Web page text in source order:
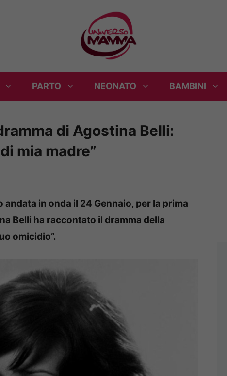
PARTO NEONATO BAMBINI
di Agostina Belli:
mia madre”
andata in onda il 24 Gennaio, per la prima
Belli ha raccontato il dramma della
omicidio”.